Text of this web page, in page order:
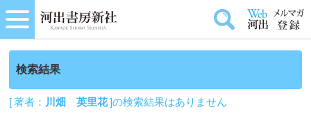
検索結果
[ 著者： 川畑 英里花]の検索結果はありません